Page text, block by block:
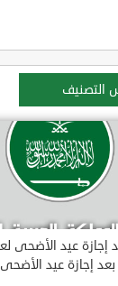
التصنيف
إجازة عيد الأضحى 1443